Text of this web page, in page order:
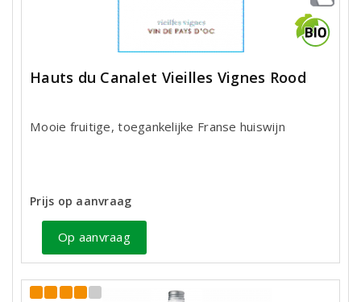
Hauts du Canalet Vieilles Vignes Rood
Mooie fruitige, toegankelijke Franse huiswijn
Prijs op aanvraag
Op aanvraag